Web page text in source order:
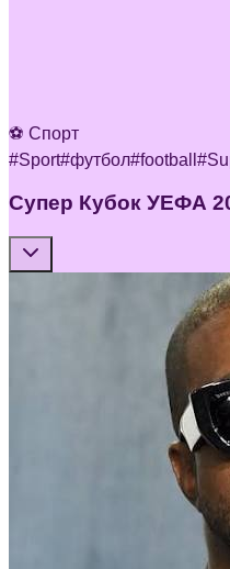
⚽ Спорт
#Sport#футбол#football #
Супер Кубок УЕФА